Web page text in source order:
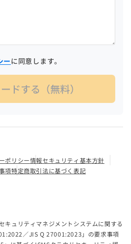
ーに同意します。
ポリシー情報セキュリティ基本方針
項特定商取引法に基づく表記
キュリティマネジメントシステムに関する
／JIS Q 27001:2023」の要求事項